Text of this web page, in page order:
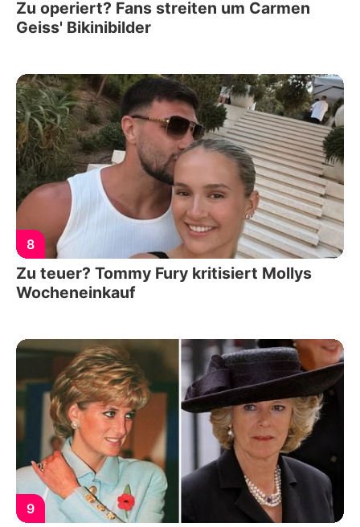
Zu operiert? Fans streiten um Carmen
Geiss' Bikinibilder
8
Zu teuer? Tommy Fury kritisiert Mollys
Wocheneinkauf
9